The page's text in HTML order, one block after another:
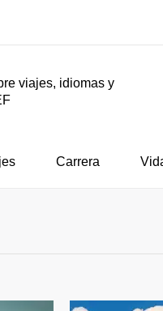
viajes, idiomas y
Carrera